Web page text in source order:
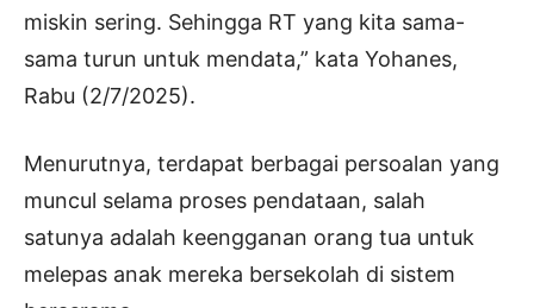
miskin sering. Sehingga RT yang kita sama-
sama turun untuk mendata,” kata Yohanes,
Rabu (2/7/2025).
Menurutnya, terdapat berbagai persoalan yang
muncul selama proses pendataan, salah
satunya adalah keengganan orang tua untuk
melepas anak mereka bersekolah di sistem